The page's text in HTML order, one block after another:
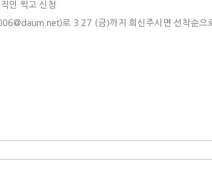
인 찍고 신청
로 3.27 (금)까지 회신주시면 선착순으로